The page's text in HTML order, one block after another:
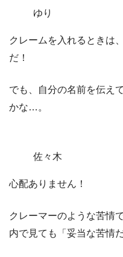
ゆり
クレームを入れるときは
だ！
でも、自分の名前を伝え
かな…。
佐々木
心配ありません！
クレーマーのような苦情
内で見ても
「妥当な苦情